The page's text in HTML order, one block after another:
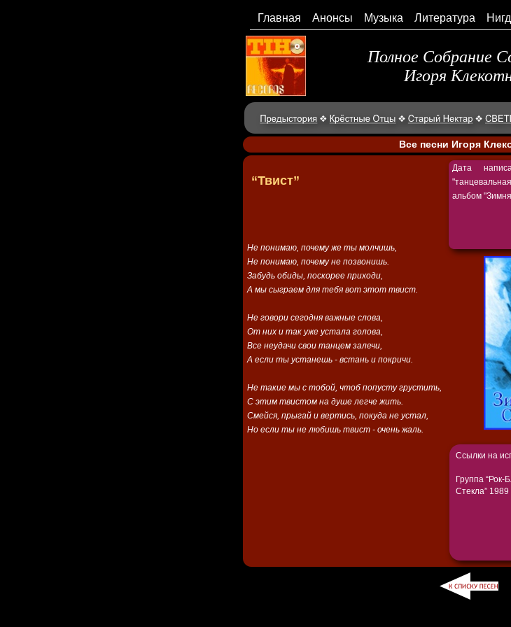
Главная Анонсы Музыка Литература
Полное Собрание
Игоря
Все песни Игоря
Дата
альбом
Не понимаю, почему же ты молчишь,
Не понимаю, почему не позвонишь.
Забудь обиды, поскорее приходи,
А мы сыграем для тебя вот этот твист.
Не говори сегодня важные слова,
От них и так уже устала голова,
Все неудачи свои танцем залечи,
А если ты устанешь - встань и покричи.
Не такие мы с тобой, чтоб попусту грустить,
С этим твистом на душе легче жить.
Смейся, прыгай и вертись, покуда не устал,
Но если ты не любишь твист - очень жаль.
“Твист”
Ссылки на
Группа “Рок-
Стекла” 1989